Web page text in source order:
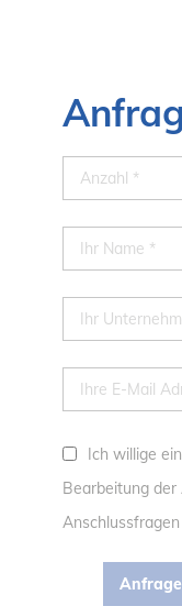
Ich willige
Bearbeitung der